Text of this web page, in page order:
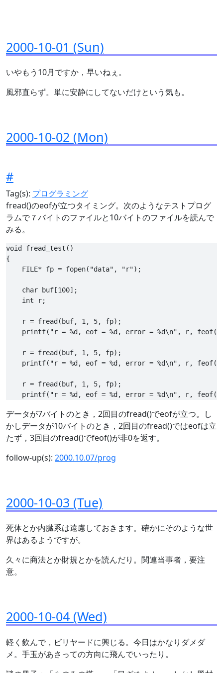
2000-10-01 (Sun)
いやもう10月ですか，早いねぇ。
風邪直らず。単に安静にしてないだけという気も。
2000-10-02 (Mon)
#
Tag(s): プログラミング
fread()のeofが立つタイミング。次のようなテストプログ
ラムで７バイトのファイルと10バイトのファイルを読んで
みる。
void fread_test()
{
    FILE* fp = fopen("data", "r");
    char buf[100];
    int r;
    r = fread(buf, 1, 5, fp);
printf("r = %d, eof = %d, error = %d\n", r,
    r = fread(buf, 1, 5, fp);
printf("r = %d, eof = %d, error = %d\n", r,
    r = fread(buf, 1, 5, fp);
データが7バイトのとき，2回目のfread()でeofが立つ。し
かしデータが10バイトのとき，2回目のfread()ではeofは立
たず，3回目のfread()でfeof()が非0を返す。
follow-up(s): 2000.10.07/prog
2000-10-03 (Tue)
死体とか内臓系は遠慮しておきます。確かにそのような世
界はあるようですが。
久々に商法とか財規とかを読んだり。関連当事者，要注
意。
2000-10-04 (Wed)
軽く飲んで，ビリヤードに興じる。今日はかなりダメダ
メ。手玉があさっての方向に飛んでいったり。